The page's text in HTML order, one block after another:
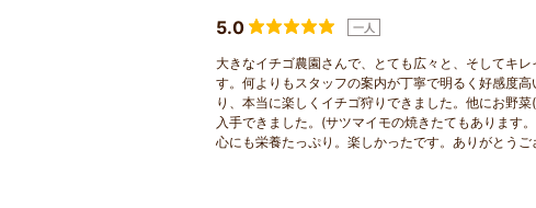
5.0
一人
大きなイチゴ農園さんで、とても広々と、そしてキ
す。何よりもスタッフの案内が丁寧で明るく好感度
り、本当に楽しくイチゴ狩りできました。他にお野
入手できました。(サツマイモの焼きたてもあります
心にも栄養たっぷり。楽しかったです。ありがとうご